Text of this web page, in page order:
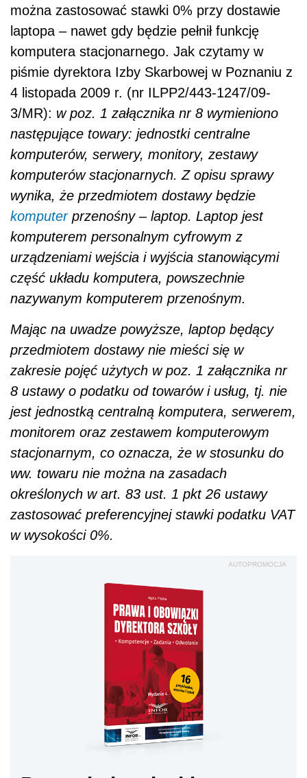
można zastosować stawki 0% przy dostawie
laptopa – nawet gdy będzie pełnił funkcję
komputera stacjonarnego. Jak czytamy w
piśmie dyrektora Izby Skarbowej w Poznaniu z
4 listopada 2009 r. (nr ILPP2/443-1247/09-
3/MR): w poz. 1 załącznika nr 8 wymieniono
następujące towary: jednostki centralne
komputerów, serwery, monitory, zestawy
komputerów stacjonarnych. Z opisu sprawy
wynika, że przedmiotem dostawy będzie
komputerprzenośny – laptop. Laptop jest
komputerem personalnym cyfrowym z
urządzeniami wejścia i wyjścia stanowiącymi
część układu komputera, powszechnie
nazywanym komputerem przenośnym.
Mając na uwadze powyższe, laptop będący
przedmiotem dostawy nie mieści się w
zakresie pojęć użytych w poz. 1 załącznika nr
8 ustawy o podatku od towarów i usług, tj. nie
jest jednostką centralną komputera, serwerem,
monitorem oraz zestawem komputerowym
stacjonarnym, co oznacza, że w stosunku do
ww. towaru nie można na zasadach
określonych w art. 83 ust. 1 pkt 26 ustawy
zastosować preferencyjnej stawki podatku VAT
w wysokości 0%.
AUTOPROMOCJA